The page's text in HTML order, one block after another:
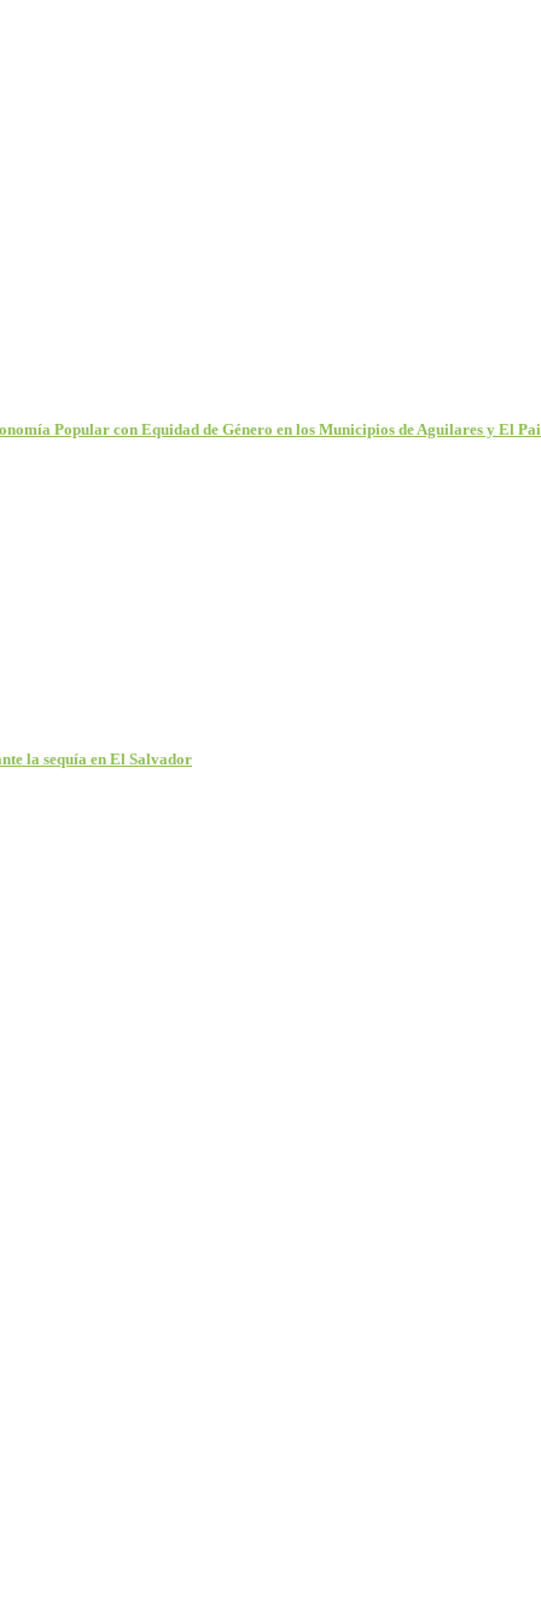
Popular con Equidad de Género en los Municipios de Aguilares y El
la sequía en El Salvador